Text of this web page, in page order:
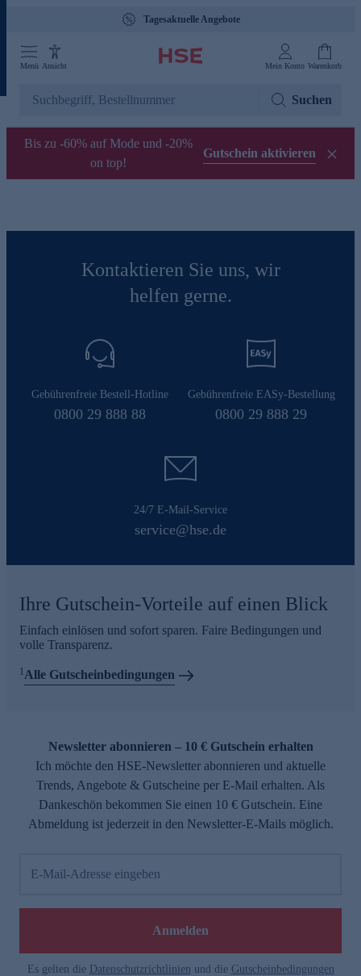
Tagesaktuelle Angebote
Menü Ansicht Mein Konto Warenkorb
Suchen
Bis zu -60% auf Mode und -20%
on top!
Gutschein aktivieren
Kontaktieren Sie uns, wir
helfen gerne.
Gebührenfreie Bestell-Hotline
0800 29 888 88
Gebührenfreie EASy-Bestellung
0800 29 888 29
24/7 E-Mail-Service
service@hse.de
Ihre Gutschein-Vorteile auf einen Blick
Einfach einlösen und sofort sparen. Faire Bedingungen und
volle Transparenz.
1Alle Gutscheinbedingungen
Newsletter abonnieren – 10 € Gutschein erhalten
Ich möchte den HSE-Newsletter abonnieren und aktuelle
Trends, Angebote & Gutscheine per E-Mail erhalten. Als
Dankeschön bekommen Sie einen 10 € Gutschein. Eine
Abmeldung ist jederzeit in den Newsletter-E-Mails möglich.
E-Mail-Adresse eingeben
Anmelden
Es gelten die Datenschutzrichtlinien und die Gutscheinbedingungen